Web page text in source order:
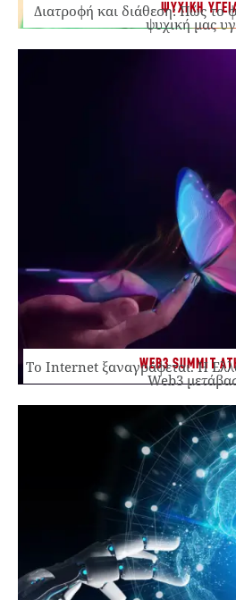
ΨΥΧΙΚΗ
Διατροφή και διάθεση: Πώς το
ψυχική μας
WEB3 SUMMIT
Το Internet ξαναγράφεται. Η
Web3